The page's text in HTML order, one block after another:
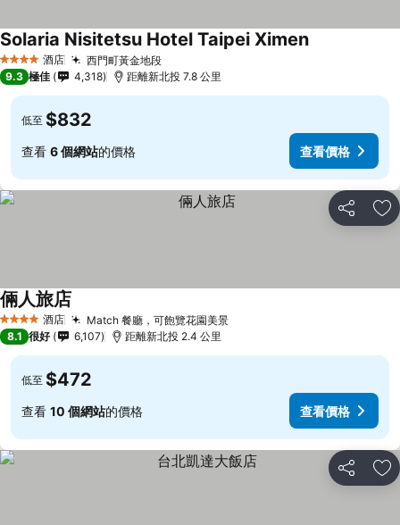
4 星級 酒店 西門町黃金地段
Solaria Nisitetsu Hotel Taipei Ximen
9.3 極佳 4,318 距離新北投 7.8 公里
低至 $832
查看 6 個網站的價格 查看價格
分享 放
4 星級 酒店 Match 餐廳，可飽覽花園美景
倆人旅店
8.1 很好 6,107 距離新北投 2.4 公里
低至 $472
查看 10 個網站的價格 查看價格
分享 放